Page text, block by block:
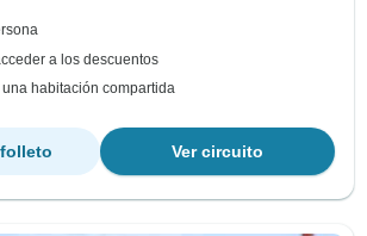
a los descuentos
habitación compartida
Ver circuito